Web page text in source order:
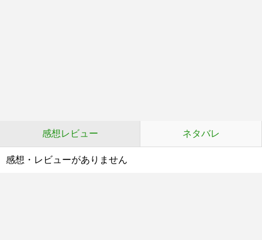
感想レビュー ネタバレ
感想・レビューがありません